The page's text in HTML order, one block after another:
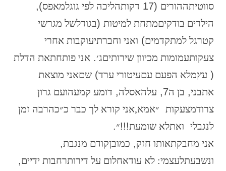
סווטיתההורים(
17 דקותהליכה לפי גוגלמאפס),
הילדים בודקיםמתחת למיטות(בגודלשל מגרשי
קטרגל למתקדמים)ואני וחברתיעוקבות אחרי
צעקותעמומות מכיוון שירותיםג׳.אני פותחתאת הדלת
עץמלא הפעם עםעיטורי ערד)שםאני מוצאת
אתבני,בן ה 7
,עלהאסלה,דומע קמעהועם גרון
צרודמצעקות ״אמא,אני קורא לך כבר כ״כהרבה זמן
לנגבלי ואתלא שומעת!!!״.
אני מחבקתאותו חזק,כמובןקודם מנגבת,
ונשבעתלעצמי: לא עודאחלום על דירותרחבות ידיים,